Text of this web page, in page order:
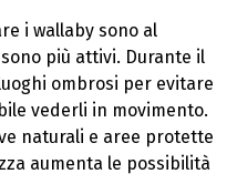
i wallaby sono al
più attivi. Durante il
ombrosi per evitare
vederli in movimento.
naturali e aree protette
aumenta le possibilità